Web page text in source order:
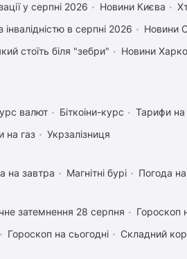
у серпні 2026 Новини Києва
інвалідністю в серпні 2026 Новини
стоїть біля "зебри" Новини
валют Біткоіни-курс
Тарифи на
на газ Укрзалізниця
на завтра Магнітні бурі Погода
затемнення 28 серпня
Гороскоп
Гороскоп на сьогодні Складний